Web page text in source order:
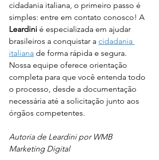
cidadania italiana, o primeiro passo é
simples: entre em contato conosco! A
Leardini é especializada em ajudar
brasileiros a conquistar a cidadania
italiana de forma rápida e segura.
Nossa equipe oferece orientação
completa para que você entenda todo
o processo, desde a documentação
necessária até a solicitação junto aos
órgãos competentes.
Autoria de Leardini por WMB
Marketing Digital